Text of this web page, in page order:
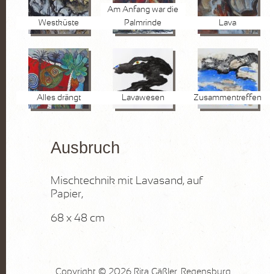
Westküste
Am Anfang war die
Palmrinde
Lava
Alles drängt Lavawesen Zusammentreffen
Ausbruch
Mischtechnik mit Lavasand, auf
Papier,
68 x 48 cm
Copyright © 2026 Rita Gäßler, Regensburg